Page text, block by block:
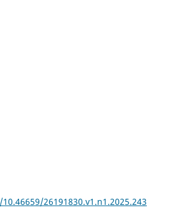
26191830.v1.n1.2025.243